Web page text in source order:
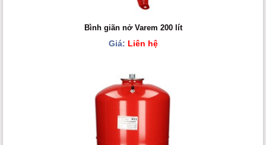
Bình giãn nở Varem 200 lít
Giá: Liên hệ